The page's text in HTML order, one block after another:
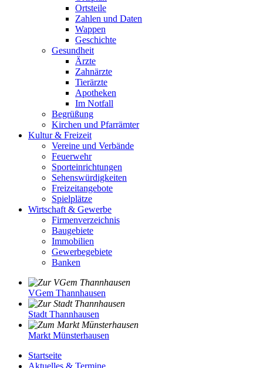
Ortsteile
Zahlen und Daten
Wappen
Geschichte
Gesundheit
Ärzte
Zahnärzte
Tierärzte
Apotheken
Im Notfall
Begrüßung
Kirchen und Pfarrämter
Kultur & Freizeit
Vereine und Verbände
Feuerwehr
Sporteinrichtungen
Sehenswürdigkeiten
Freizeitangebote
Spielplätze
Wirtschaft & Gewerbe
Firmenverzeichnis
Baugebiete
Immobilien
Gewerbegebiete
Banken
VGem Thannhausen
Stadt Thannhausen
Markt Münsterhausen
Startseite
Aktuelles & Termine